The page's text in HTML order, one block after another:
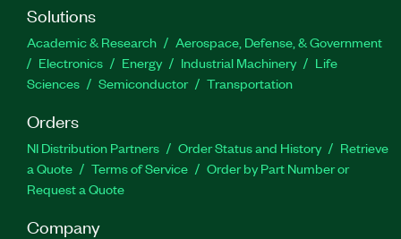
Solutions
Academic & Research
Aerospace, Defense, & Government
Electronics
Energy Industrial Machinery
Life
Sciences
Semiconductor Transportation
Orders
NI Distribution Partners Order Status and History
Retrieve
a Quote
Terms of Service
Order by Part Number or
Request a Quote
Company